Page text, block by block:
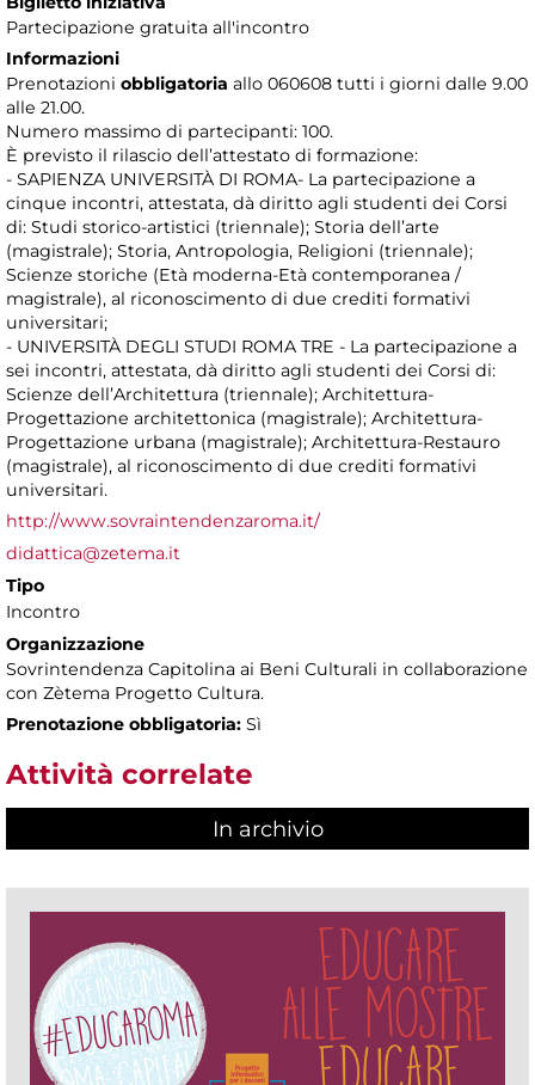
Partecipazione gratuita all'incontro
Informazioni
Prenotazioni obbligatoria allo 060608 tutti i giorni dalle 9.00
alle 21.00.
Numero massimo di partecipanti: 100.
È previsto il rilascio dell’attestato di formazione:
- SAPIENZA UNIVERSITÀ DI ROMA- La partecipazione a
cinque incontri, attestata, dà diritto agli studenti dei Corsi
di: Studi storico-artistici (triennale); Storia dell’arte
(magistrale); Storia, Antropologia, Religioni (triennale);
Scienze storiche (Età moderna-Età contemporanea /
magistrale), al riconoscimento di due crediti formativi
universitari;
- UNIVERSITÀ DEGLI STUDI ROMA TRE - La partecipazione a
sei incontri, attestata, dà diritto agli studenti dei Corsi di:
Scienze dell’Architettura (triennale); Architettura-
Progettazione architettonica (magistrale); Architettura-
Progettazione urbana (magistrale); Architettura-Restauro
(magistrale), al riconoscimento di due crediti formativi
universitari.
http://www.sovraintendenzaroma.it/
didattica@zetema.it
Tipo
Incontro
Organizzazione
Sovrintendenza Capitolina ai Beni Culturali in collaborazione
con Zètema Progetto Cultura.
Prenotazione obbligatoria: Sì
Attività correlate
In archivio